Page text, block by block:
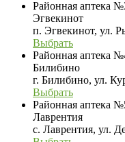
Районная аптека
Эгвекинот
п. Эгвекинот, ул.
Выбрать
Районная аптека
Билибино
г. Билибино, ул.
Выбрать
Районная аптека
Лаврентия
с. Лаврентия, ул.